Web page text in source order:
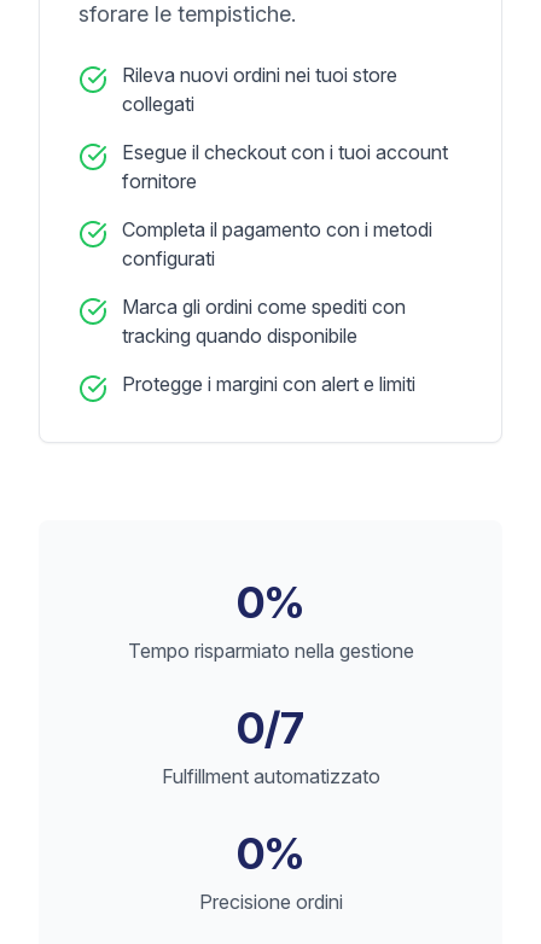
sforare le tempistiche.
Rileva nuovi ordini nei tuoi store
collegati
Esegue il checkout con i tuoi account
fornitore
Completa il pagamento con i metodi
configurati
Marca gli ordini come spediti con
tracking quando disponibile
Protegge i margini con alert e limiti
0%
Tempo risparmiato nella gestione
0/7
Fulfillment automatizzato
0%
Precisione ordini